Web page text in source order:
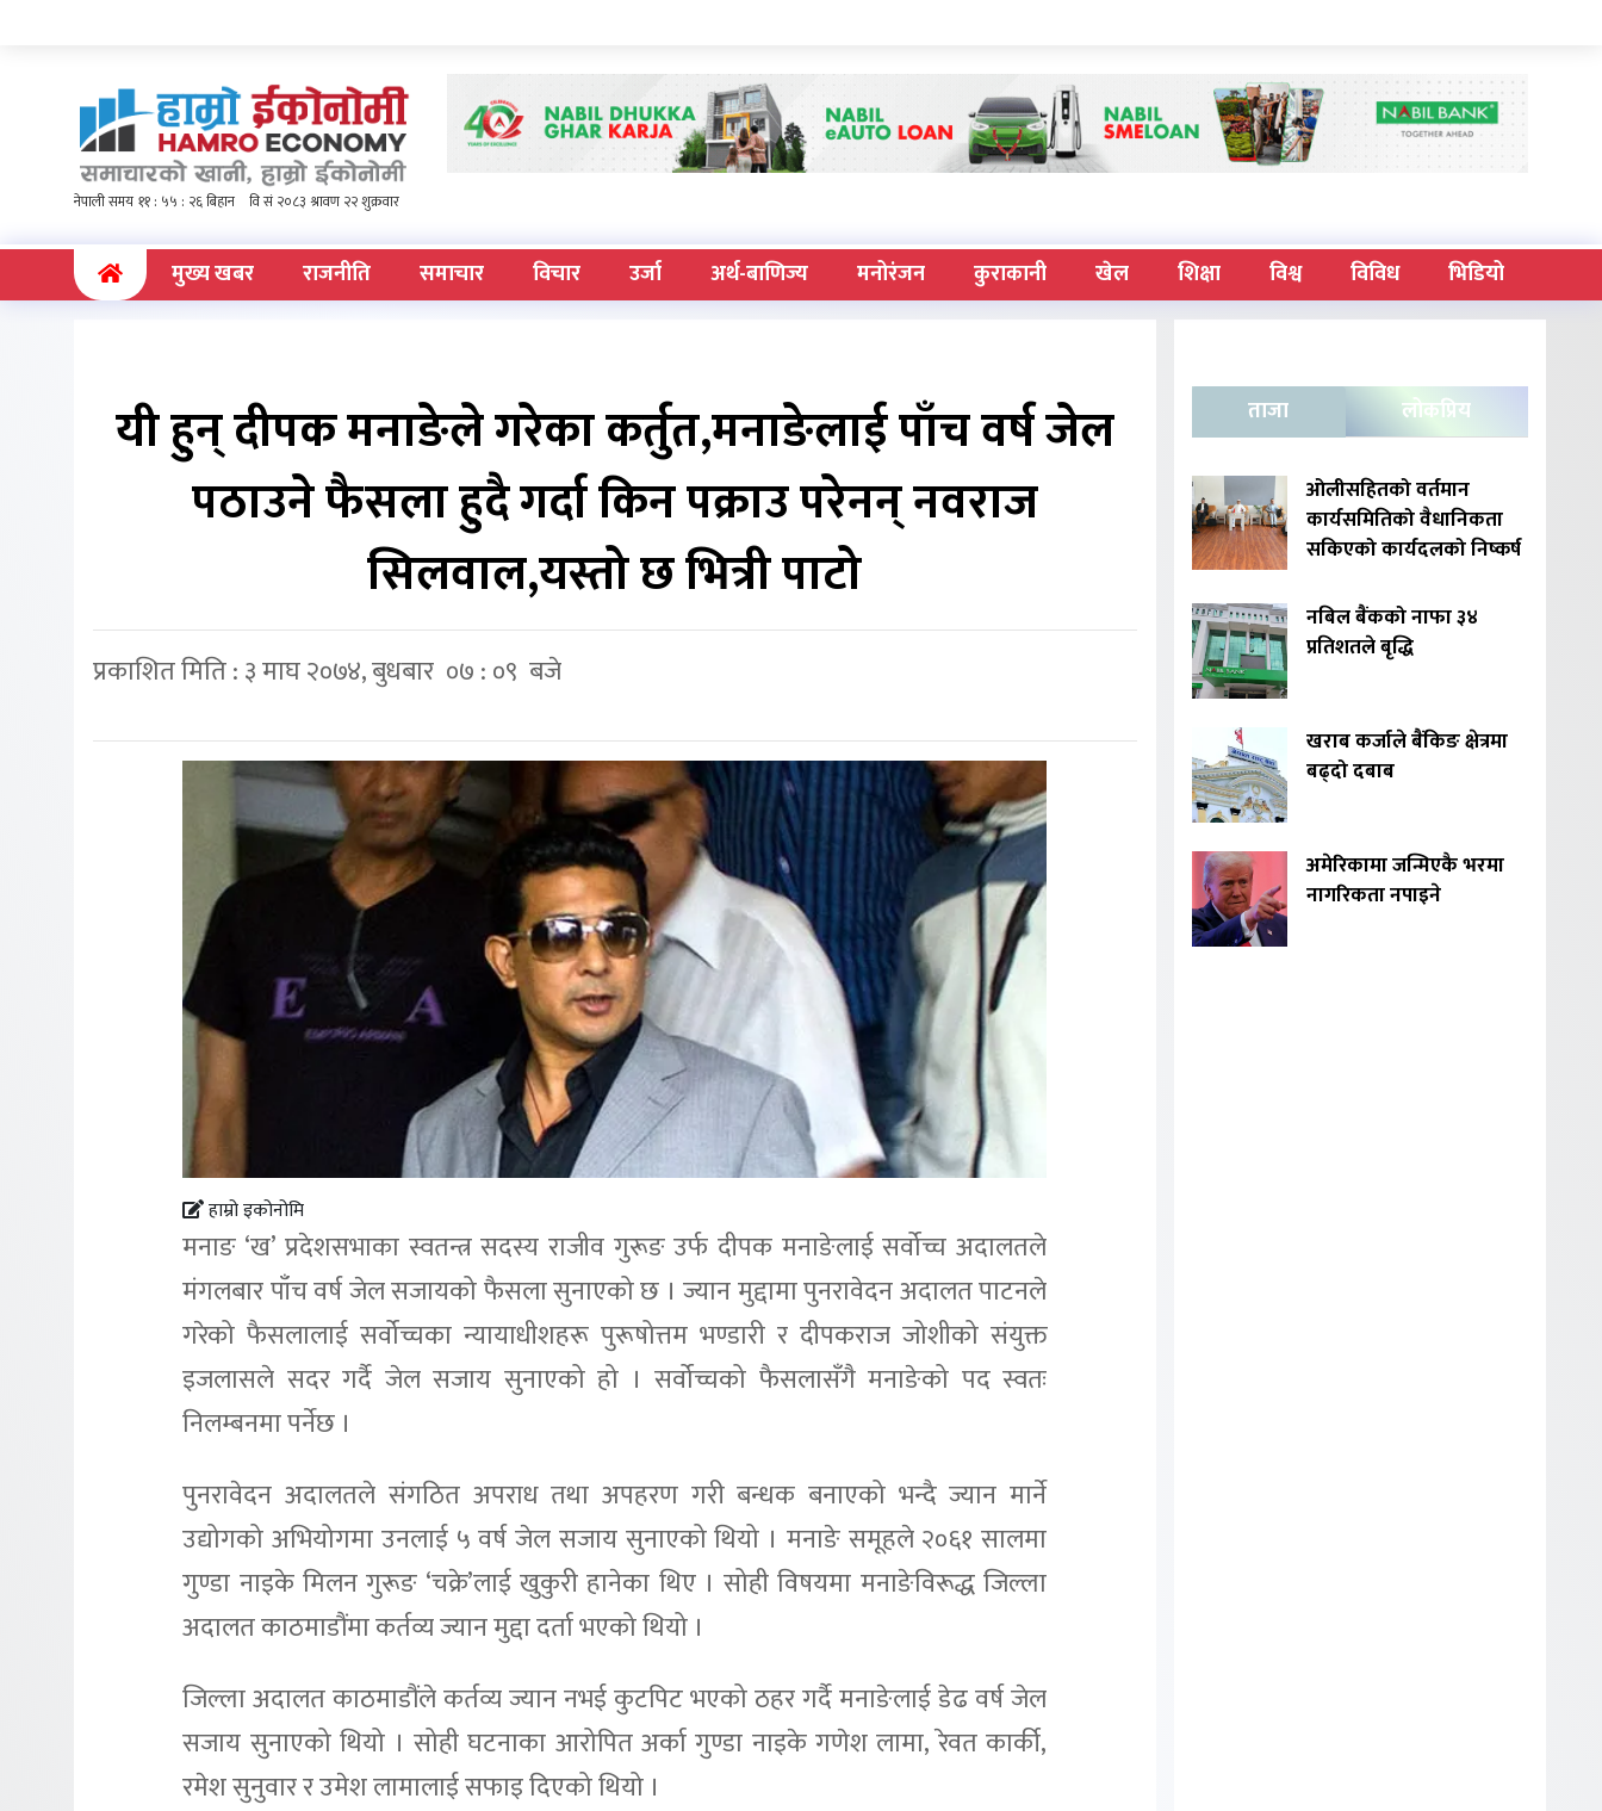
(current)मुख्य खबर राजनीति समाचार विचार उर्जा अर्थ-बाणिज्य मनोरंजन कुराकानी खेल शिक्षा विश्व विविध भिडियो
यी हुन् दीपक मनाङेले गरेका कर्तुत,मनाङेलाई पाँच वर्ष जेल
पठाउने फैसला हुदै गर्दा किन पक्राउ परेनन् नवराज
सिलवाल,यस्तो छ भित्री पाटो
प्रकाशित मिति : ३ माघ २०७४, बुधबार ०७ : ०९ बजे
हाम्रो इकोनोमि
मनाङ ‘ख’ प्रदेशसभाका स्वतन्त्र सदस्य राजीव गुरूङ उर्फ दीपक मनाङेलाई सर्वोच्च अदालतले
मंगलबार पाँच वर्ष जेल सजायको फैसला सुनाएको छ । ज्यान मुद्दामा पुनरावेदन अदालत पाटनले
गरेको फैसलालाई सर्वोच्चका न्यायाधीशहरू पुरूषोत्तम भण्डारी र दीपकराज जोशीको संयुक्त
इजलासले सदर गर्दै जेल सजाय सुनाएको हो । सर्वोच्चको फैसलासँगै मनाङेको पद स्वतः
निलम्बनमा पर्नेछ ।
पुनरावेदन अदालतले संगठित अपराध तथा अपहरण गरी बन्धक बनाएको भन्दै ज्यान मार्ने
उद्योगको अभियोगमा उनलाई ५ वर्ष जेल सजाय सुनाएको थियो । मनाङे समूहले २०६१ सालमा
गुण्डा नाइके मिलन गुरूङ ‘चक्रे’लाई खुकुरी हानेका थिए । सोही विषयमा मनाङेविरूद्ध जिल्ला
अदालत काठमाडौंमा कर्तव्य ज्यान मुद्दा दर्ता भएको थियो ।
जिल्ला अदालत काठमाडौंले कर्तव्य ज्यान नभई कुटपिट भएको ठहर गर्दै मनाङेलाई डेढ वर्ष जेल
सजाय सुनाएको थियो । सोही घटनाका आरोपित अर्का गुण्डा नाइके गणेश लामा, रेवत कार्की,
रमेश सुनुवार र उमेश लामालाई सफाइ दिएको थियो ।
ताजा लोकप्रिय
ओलीसहितको वर्तमान
कार्यसमितिको वैधानिकता
सकिएको कार्यदलको निष्कर्ष
नबिल बैंकको नाफा ३४
प्रतिशतले बृद्धि
खराब कर्जाले बैंकिङ क्षेत्रमा
बढ्दो दबाब
अमेरिकामा जन्मिएकै भरमा
नागरिकता नपाइने